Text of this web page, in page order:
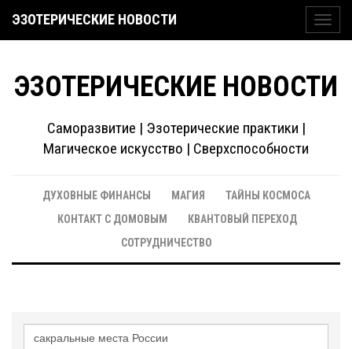
ЭЗОТЕРИЧЕСКИЕ НОВОСТИ
ЭЗОТЕРИЧЕСКИЕ НОВОСТИ
Саморазвитие | Эзотерические практики |
Магическое искусство | Сверхспособности
ДУХОВНЫЕ ФИНАНСЫ МАГИЯ
ТАЙНЫ КОСМОСА
КОНТАКТ С ДОМОВЫМ
КВАНТОВЫЙ ПЕРЕХОД
СОТРУДНИЧЕСТВО